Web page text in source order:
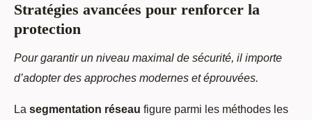
Stratégies avancées pour renforcer la
protection
Pour garantir un niveau maximal de sécurité, il importe
d’adopter des approches modernes et éprouvées.
La segmentation réseau figure parmi les méthodes les